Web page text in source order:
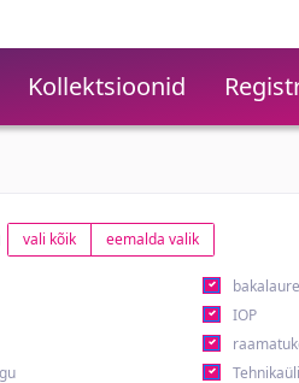
Kollektsioonid
vali kõik eemalda valik
IOP